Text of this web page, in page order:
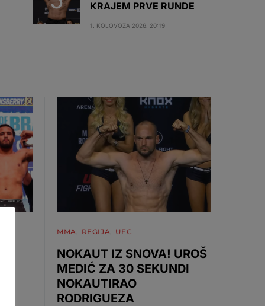
KRAJEM PRVE RUNDE
1. KOLOVOZA 2026. 20:19
MMA REGIJA UFC
NOKAUT IZ SNOVA! UROŠ
MEDIĆ ZA 30 SEKUNDI
NOKAUTIRAO
RODRIGUEZA